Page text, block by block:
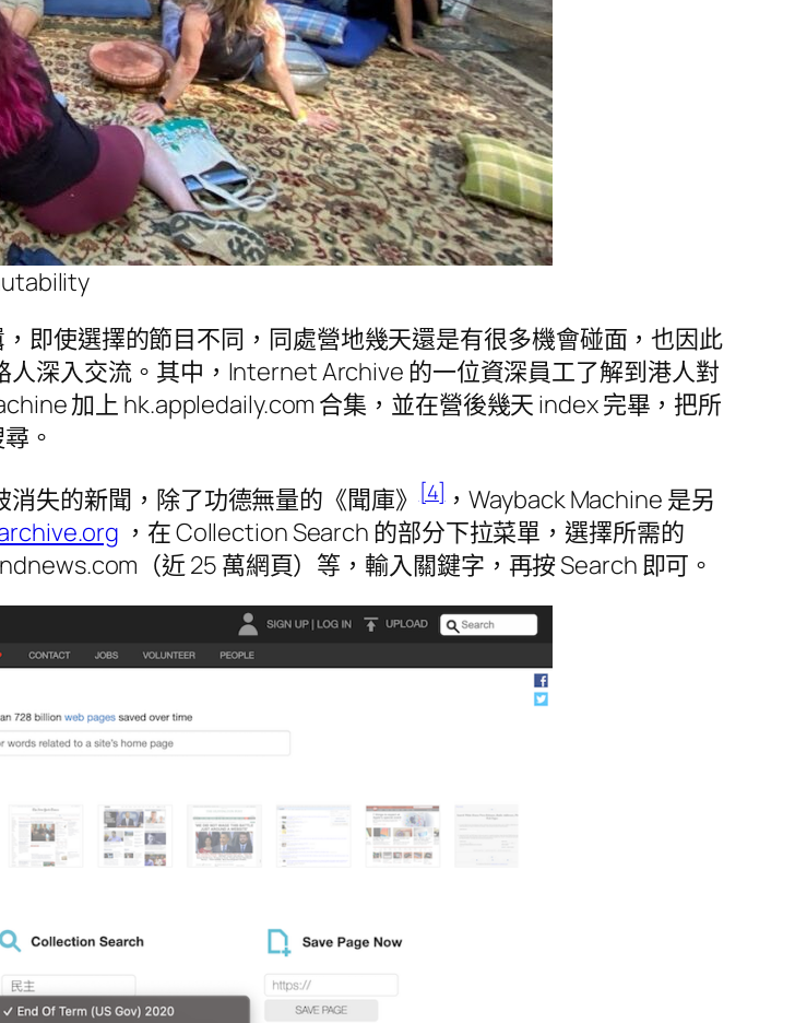
即使選擇的節目不同，同處營地幾天還是有很多機會碰面，也因此
深入交流。其中，Internet Archive 的一位資深員工了解到港人對
加上 hk.appledaily.com 合集，並在營後幾天 index 完畢，把所
。
失的新聞，除了功德無量的《聞庫》[4]，Wayback Machine 是另
，在 Collection Search 的部分下拉菜單，選擇所需的
（近 25 萬網頁）等，輸入關鍵字，再按 Search 即可。